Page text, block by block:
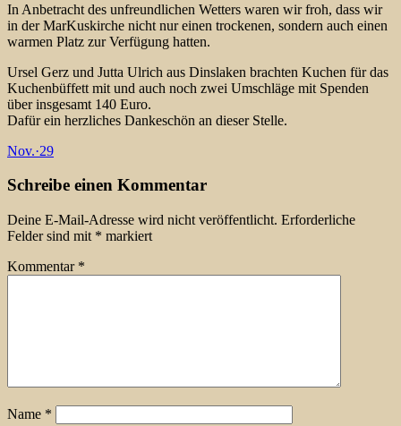
In Anbetracht des unfreundlichen Wetters waren wir froh, dass wir
in der MarKuskirche nicht nur einen trockenen, sondern auch einen
warmen Platz zur Verfügung hatten.
Ursel Gerz und Jutta Ulrich aus Dinslaken brachten Kuchen für das
Kuchenbüffett mit und auch noch zwei Umschläge mit Spenden
über insgesamt 140 Euro.
Dafür ein herzliches Dankeschön an dieser Stelle.
Nov.·29
Schreibe einen Kommentar
Deine E-Mail-Adresse wird nicht veröffentlicht. Erforderliche
Felder sind mit * markiert
Kommentar *
Name *